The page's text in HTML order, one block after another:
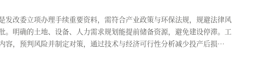
发改委立项办理手续重要资料，需符合产业政策与环保法规，规避法律风
。明确的土地、设备、人力需求规划能提前储备资源，避免建设停滞。工
容，预判风险并制定对策，通过技术与经济可行性分析减少投产后损